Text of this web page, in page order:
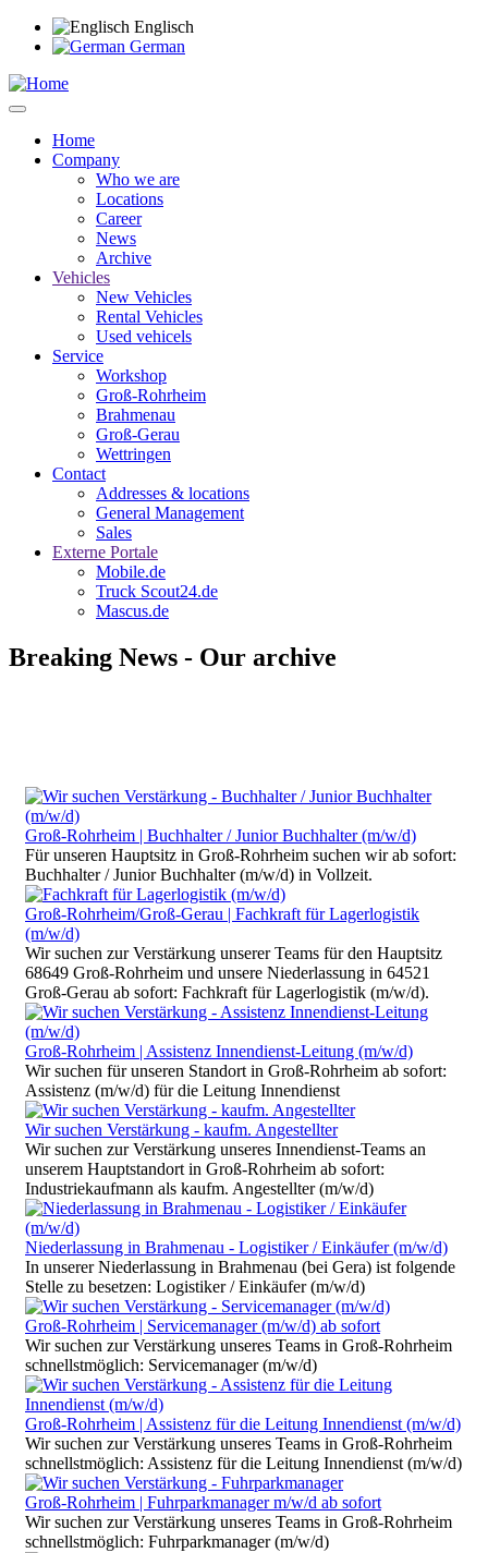
Skip
content
Englisch
German
Main
Home
Company
Who we are
Locations
Career
News
Archive
Vehicles
New Vehicles
Rental Vehicles
Used vehicels
Service
Workshop
Groß-Rohrheim
Brahmenau
Groß-Gerau
Wettringen
Contact
Addresses & locations
General Management
Sales
Externe Portale
Mobile.de
Truck Scout24.de
Mascus.de
Breaking News - Our archive
Groß-Rohrheim | Buchhalter / Junior Buchhalter (m/w/d)
Für unseren Hauptsitz in Groß-Rohrheim suchen wir ab sofort:
Buchhalter / Junior Buchhalter (m/w/d) in Vollzeit.
Groß-Rohrheim/Groß-Gerau | Fachkraft für Lagerlogistik
(m/w/d)
Wir suchen zur Verstärkung unserer Teams für den Hauptsitz
68649 Groß-Rohrheim und unsere Niederlassung in 64521
Groß-Gerau ab sofort: Fachkraft für Lagerlogistik (m/w/d).
Groß-Rohrheim | Assistenz Innendienst-Leitung (m/w/d)
Wir suchen für unseren Standort in Groß-Rohrheim ab sofort:
Assistenz (m/w/d) für die Leitung Innendienst
Wir suchen Verstärkung - kaufm. Angestellter
Wir suchen zur Verstärkung unseres Innendienst-Teams an
unserem Hauptstandort in Groß-Rohrheim ab sofort:
Industriekaufmann als kaufm. Angestellter (m/w/d)
Niederlassung in Brahmenau - Logistiker / Einkäufer (m/w/d)
In unserer Niederlassung in Brahmenau (bei Gera) ist folgende
Stelle zu besetzen: Logistiker / Einkäufer (m/w/d)
Groß-Rohrheim | Servicemanager (m/w/d) ab sofort
Wir suchen zur Verstärkung unseres Teams in Groß-Rohrheim
schnellstmöglich: Servicemanager (m/w/d)
Groß-Rohrheim | Assistenz für die Leitung Innendienst (m/w/d)
Wir suchen zur Verstärkung unseres Teams in Groß-Rohrheim
schnellstmöglich: Assistenz für die Leitung Innendienst (m/w/d)
Groß-Rohrheim | Fuhrparkmanager m/w/d ab sofort
Wir suchen zur Verstärkung unseres Teams in Groß-Rohrheim
schnellstmöglich: Fuhrparkmanager (m/w/d)